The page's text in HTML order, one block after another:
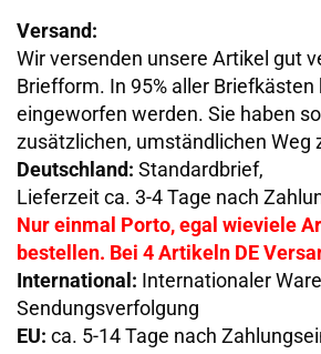
Versand:
Wir versenden unsere Artikel gut
Briefform. In 95% aller Briefkästen
eingeworfen werden. Sie haben
zusätzlichen, umständlichen Weg
Deutschland: Standardbrief,
Lieferzeit ca. 3-4 Tage nach
Nur einmal Porto, egal wieviele
bestellen. Bei 4 Artikeln DE
International: Internationaler
Sendungsverfolgung
EU: ca. 5-14 Tage nach